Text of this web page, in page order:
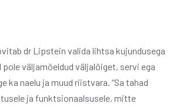
dr Lipstein valida lihtsa kujundusega
väljamõeldud väljalõiget, servi ega
ka naelu ja muud riistvara. “Sa tahad
ja funktsionaalsusele, mitte